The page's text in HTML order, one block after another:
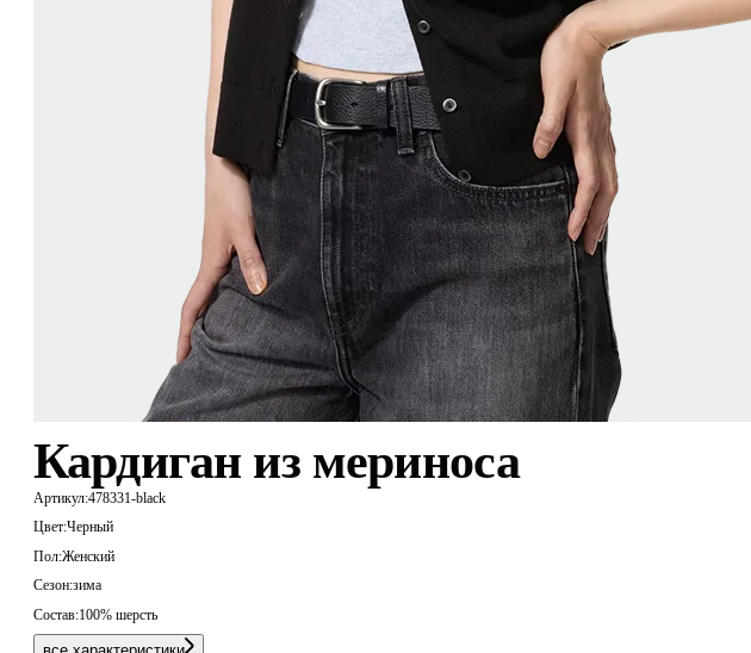
Кардиган из мериноса
Артикул:478331-black
Цвет:Черный
Пол:Женский
Сезон:зима
Состав:100% шерсть